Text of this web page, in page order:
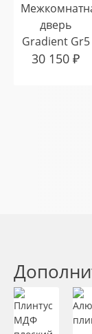
дверь
Gradient Gr5
30 150₽